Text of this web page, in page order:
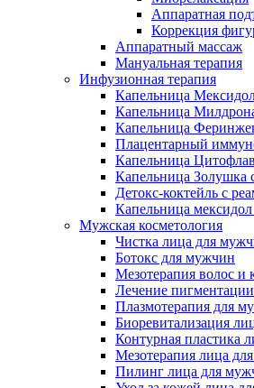
Аппаратная
Коррекция
Аппаратный массаж
Мануальная терапия
Инфузионная терапия
Капельница
Капельница
Капельница
Плацентарный
Капельница
Капельница Золушка
Детокс-коктейль с
Капельница
Мужская косметология
Чистка лица для
Ботокс для мужчин
Мезотерапия волос и
Лечение пигментации
Плазмотерапия для
Биоревитализация
Контурная пластика
Мезотерапия лица
Пилинг лица для